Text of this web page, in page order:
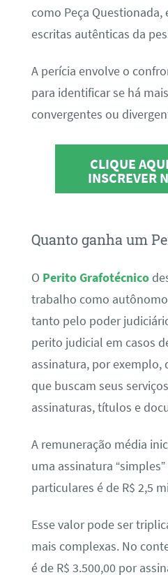
como Peça Questionada,
escritas autênticas da
A perícia envolve o
para identificar se há
convergentes ou
CLIQUE
INSCREVER
Quanto ganha um
O Perito Grafotécnico
trabalho como
tanto pelo poder
perito judicial em casos
assinatura, por exemplo,
que buscam seus
assinaturas, títulos e
A remuneração média
uma assinatura
particulares é de R$ 2,5
Esse valor pode ser
mais complexas. No
é de R$ 3.500,00 por